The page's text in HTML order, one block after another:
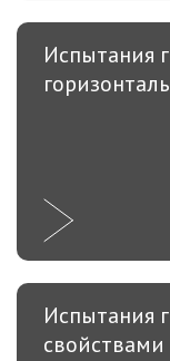
Испытания
Испытания
свойствами